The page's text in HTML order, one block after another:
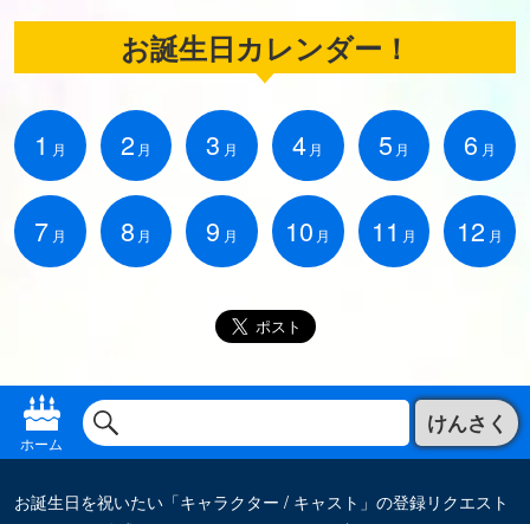
お誕生日カレンダー！
1 月 2 月 3 月 4 月 5 月 6 月
7 月 8 月 9 月 10 月 11 月 12 月
ホーム
けんさく
お誕生日を祝いたい「キャラクター / キャスト」の登録リクエスト